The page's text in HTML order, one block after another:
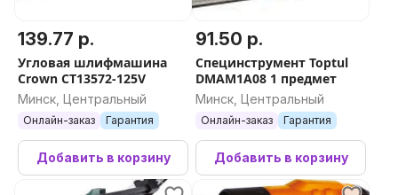
139.77 р.
Угловая шлифмашина
Crown CT13572-125V
Минск, Центральный
Онлайн-заказ Гарантия
Добавить в корзину
91.50 р.
Специнструмент Toptul
DMAM1A08 1 предмет
Минск, Центральный
Онлайн-заказ Гарантия
Добавить в корзину